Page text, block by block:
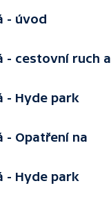
- úvod
- cestovní ruch a
- Hyde park
- Opatření na
- Hyde park